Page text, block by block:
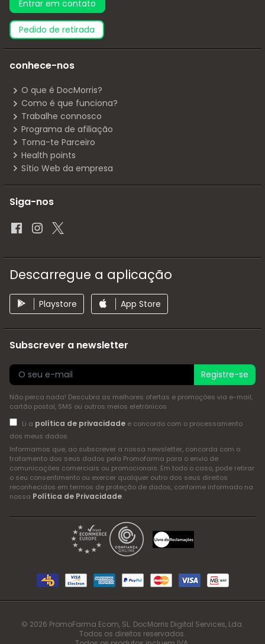
Entrar em contato
pedido de retirada
conhece-nos
O que é DocMorris?
Como é que funciona?
Trabalhe connosco
Programa de afiliação
Torna-te Parceiro
Health points
Sítio Web da empresa
Siga-nos
Descarregue a aplicação
Playstore App Store
Subscrever a newsletter
Registre-se
Não perca nada! Descubra as melhores ofertas e promoções via e-mail,
cartão postal, SMS ou outros meios eletrónicos
Li a política de privacidadee concordo com o processamento
dos meus dados
Informamos que, ao subscrever a nossa newsletter, concorda com o
tratamento dos seus dados pela Promofarma para o envio de
comunicações comerciais ou promocionais. Em todo o caso, pode retirar
o seu consentimento ou exercer qualquer outro dos seus direitos
reconhecidos em termos de proteção de dados, conforme informado na
nossa Política de Privacidade.
© 2026 PromoFarma Ecom, SL. DocMorris Digital Services, Lda.
Todos os direitos reservados.